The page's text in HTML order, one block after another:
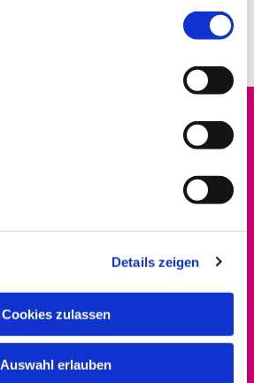
Details zeigen
Cookies zulassen
Auswahl erlauben